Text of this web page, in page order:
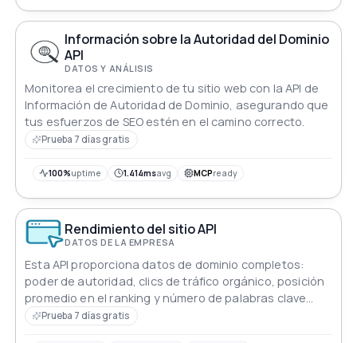
Información sobre la Autoridad del Dominio
API
DATOS Y ANÁLISIS
Monitorea el crecimiento de tu sitio web con la API de
Información de Autoridad de Dominio, asegurando que
tus esfuerzos de SEO estén en el camino correcto.
Prueba 7 días gratis
100%uptime 1.414msavg MCPready
Rendimiento del sitio API
DATOS DE LA EMPRESA
Esta API proporciona datos de dominio completos:
poder de autoridad, clics de tráfico orgánico, posición
promedio en el ranking y número de palabras clave
clasificadas.
Prueba 7 días gratis